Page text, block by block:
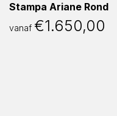
Stampa Ariane Rond
vanaf €1.650,00